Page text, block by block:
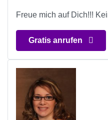
Freue mich auf Dich!!!
Gratis anrufen